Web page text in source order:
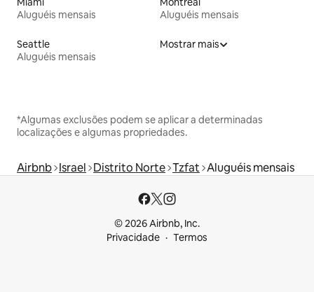
Aluguéis mensais
Aluguéis mensais
Seattle
Aluguéis mensais
Mostrar mais
*Algumas exclusões podem se aplicar a determinadas
localizações e algumas propriedades.
Airbnb Israel Distrito Norte Tzfat Aluguéis mensais
© 2026 Airbnb, Inc.
Privacidade
Termos